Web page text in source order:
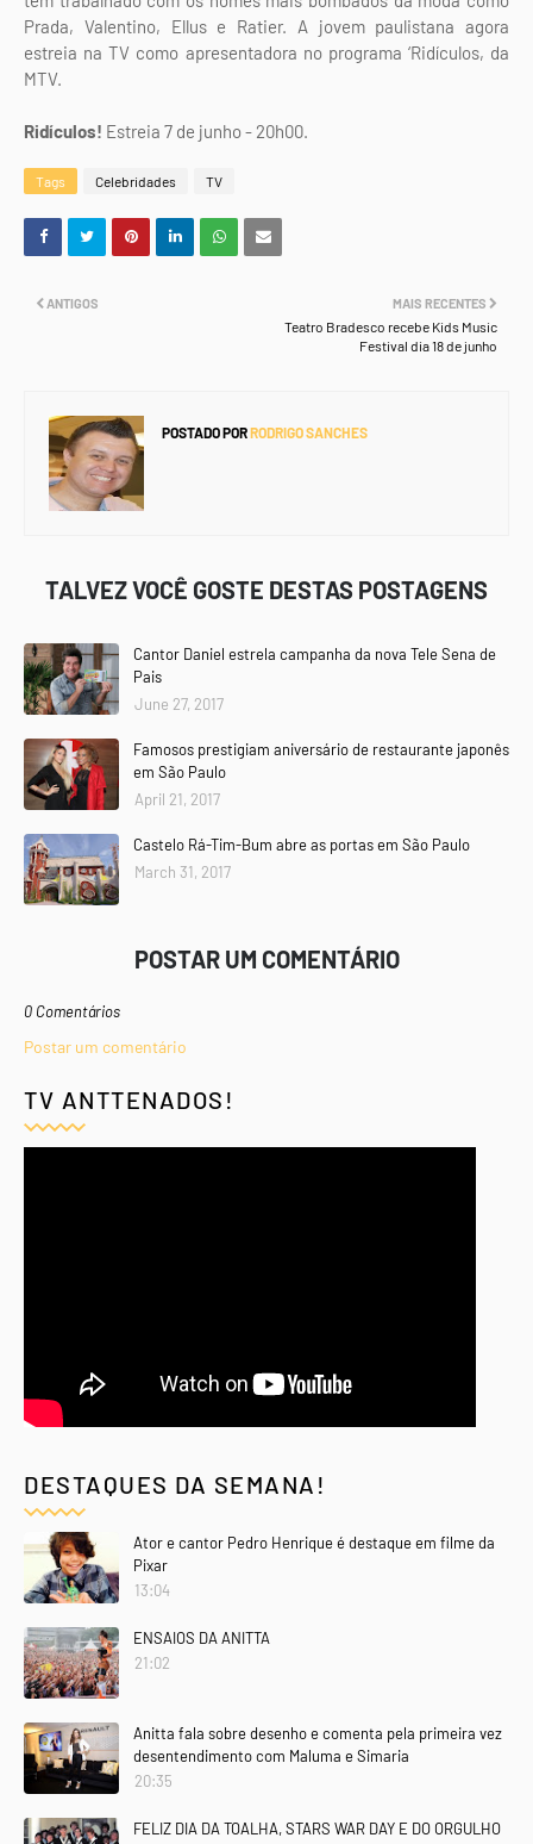
Prada, Valentino, Ellus e Ratier. A jovem paulistana agora
estreia na TV como apresentadora no programa ‘Ridículos, da
MTV.
Ridículos! Estreia 7 de junho - 20h00.
Tags Celebridades TV
MAIS RECENTES
Teatro Bradesco recebe Kids Music
Festival dia 18 de junho
ANTIGOS
POSTADO PORRODRIGO SANCHES
TALVEZ VOCÊ GOSTE DESTAS POSTAGENS
Cantor Daniel estrela campanha da nova Tele Sena de
Pais
June 27, 2017
Famosos prestigiam aniversário de restaurante japonês
em São Paulo
April 21, 2017
Castelo Rá-Tim-Bum abre as portas em São Paulo
March 31, 2017
POSTAR UM COMENTÁRIO
0 Comentários
Postar um comentário
TV ANTTENADOS!
DESTAQUES DA SEMANA!
Ator e cantor Pedro Henrique é destaque em filme da
Pixar
13:04
ENSAIOS DA ANITTA
21:02
Anitta fala sobre desenho e comenta pela primeira vez
desentendimento com Maluma e Simaria
20:35
FELIZ DIA DA TOALHA, STARS WAR DAY E DO ORGULHO